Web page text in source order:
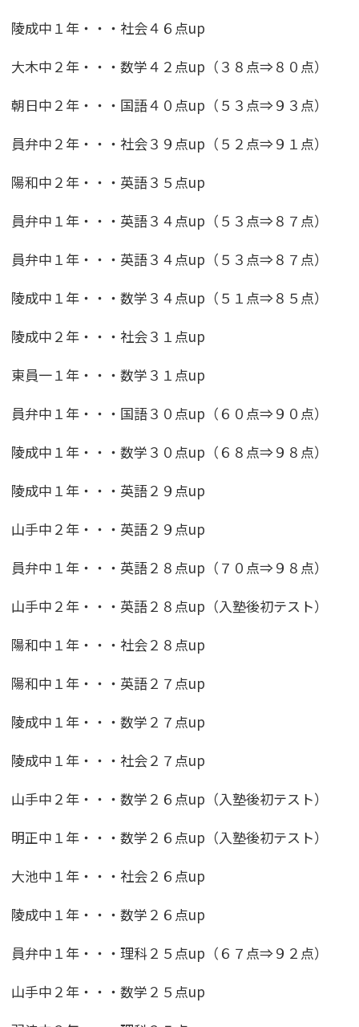
陵成中１年・・・社会４６点up
大木中２年・・・数学４２点up（３８点⇒８０点）
朝日中２年・・・国語４０点up（５３点⇒９３点）
員弁中２年・・・社会３９点up（５２点⇒９１点）
陽和中２年・・・英語３５点up
員弁中１年・・・英語３４点up（５３点⇒８７点）
員弁中１年・・・英語３４点up（５３点⇒８７点）
陵成中１年・・・数学３４点up（５１点⇒８５点）
陵成中２年・・・社会３１点up
東員一１年・・・数学３１点up
員弁中１年・・・国語３０点up（６０点⇒９０点）
陵成中１年・・・数学３０点up（６８点⇒９８点）
陵成中１年・・・英語２９点up
山手中２年・・・英語２９点up
員弁中１年・・・英語２８点up（７０点⇒９８点）
山手中２年・・・英語２８点up（入塾後初テスト）
陽和中１年・・・社会２８点up
陽和中１年・・・英語２７点up
陵成中１年・・・数学２７点up
陵成中１年・・・社会２７点up
山手中２年・・・数学２６点up（入塾後初テスト）
明正中１年・・・数学２６点up（入塾後初テスト）
大池中１年・・・社会２６点up
陵成中１年・・・数学２６点up
員弁中１年・・・理科２５点up（６７点⇒９２点）
山手中２年・・・数学２５点up